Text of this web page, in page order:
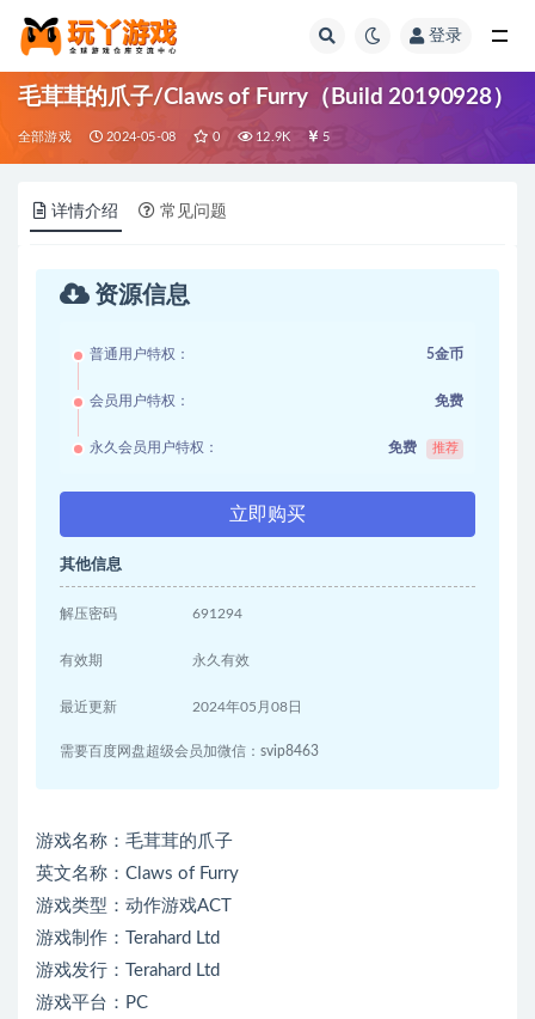
登录
毛茸茸的爪子/Claws of Furry（Build 20190928）
全部游戏 2024-05-08 0 12.9K 5
详情介绍 常见问题
资源信息
普通用户特权： 5金币
会员用户特权： 免费
永久会员用户特权： 免费 推荐
立即购买
其他信息
解压密码 691294
有效期 永久有效
最近更新 2024年05月08日
需要百度网盘超级会员加微信：svip8463
游戏名称：毛茸茸的爪子
英文名称：Claws of Furry
游戏类型：动作游戏ACT
游戏制作：Terahard Ltd
游戏发行：Terahard Ltd
游戏平台：PC